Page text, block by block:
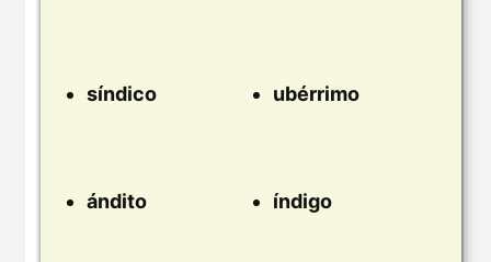
síndico ubérrimo
ándito índigo